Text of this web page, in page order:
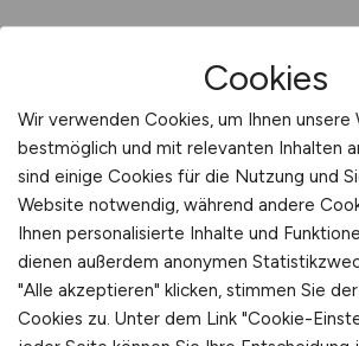
SOFTWARE-
536 aktuelle Jobs &
Cookies
Wir verwenden Cookies, um Ihnen unsere
bestmöglich und mit relevanten Inhalten
sind einige Cookies für die Nutzung und
Website notwendig, während andere
Ihnen personalisierte Inhalte und
dienen außerdem anonymen
"Alle akzeptieren" klicken, stimmen Sie
Cookies zu. Unter dem Link "Cookie-